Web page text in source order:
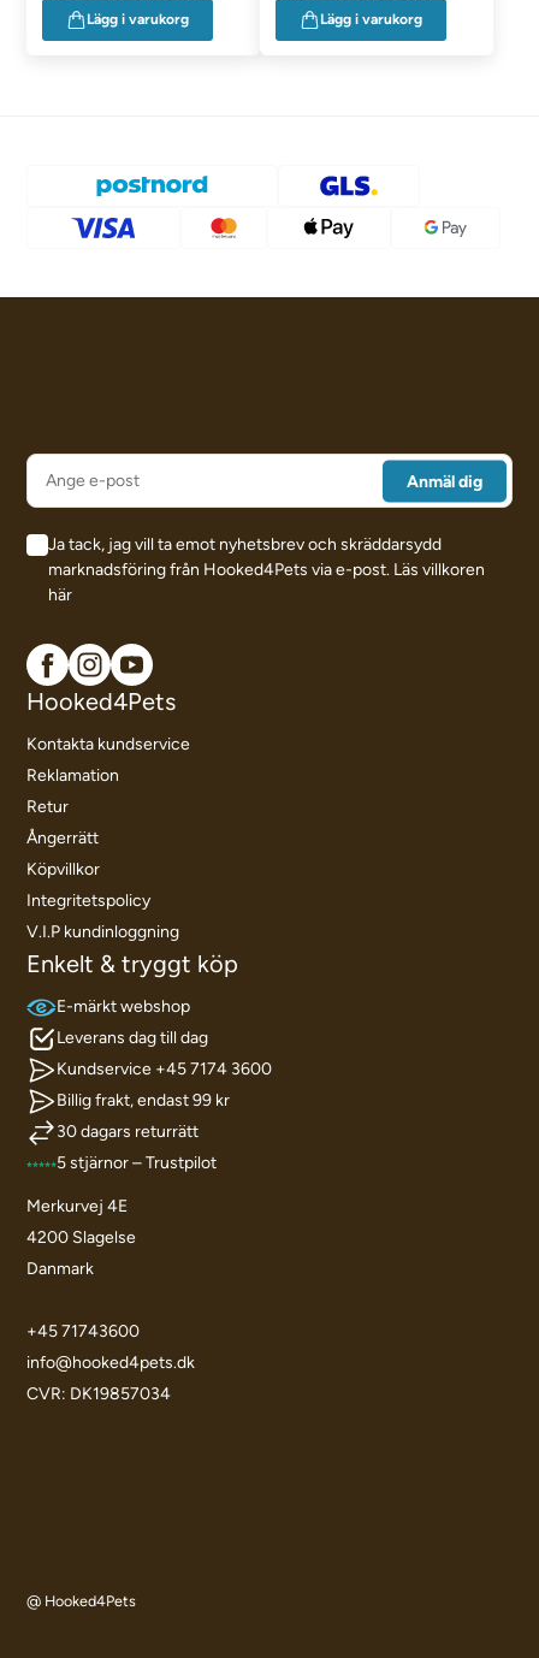
Lägg i varukorg Lägg i varukorg
Ja tack, jag vill ta emot nyhetsbrev och skräddarsydd
marknadsföring från Hooked4Pets via e-post. Läs villkoren
här
Hooked4Pets
Kontakta kundservice
Reklamation
Retur
Ångerrätt
Köpvillkor
Integritetspolicy
V.I.P kundinloggning
Enkelt & tryggt köp
E-märkt webshop
Leverans dag till dag
Kundservice +45 7174 3600
Billig frakt, endast 99 kr
30 dagars returrätt
5 stjärnor – Trustpilot
Merkurvej 4E
4200 Slagelse
Danmark
+45 71743600
info@hooked4pets.dk
CVR: DK19857034
@ Hooked4Pets